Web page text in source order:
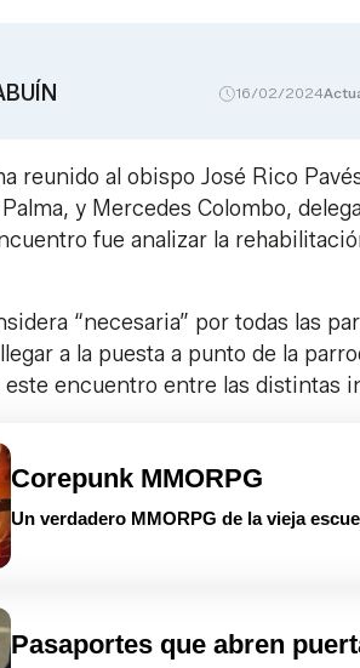
16/02/2024
reunido al obispo José Rico
y Mercedes Colombo,
fue analizar la
“necesaria” por todas las
a la puesta a punto de la
este encuentro entre las distintas
Corepunk MMORPG
Un verdadero MMORPG de la vieja
Pasaportes que abren